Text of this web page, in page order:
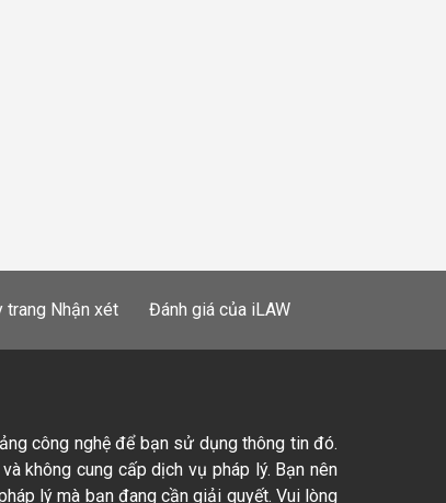
trang Nhận xét Đánh giá của iLAW
công nghệ để bạn sử dụng thông tin đó.
không cung cấp dịch vụ pháp lý. Bạn nên
lý mà bạn đang cần giải quyết. Vui lòng